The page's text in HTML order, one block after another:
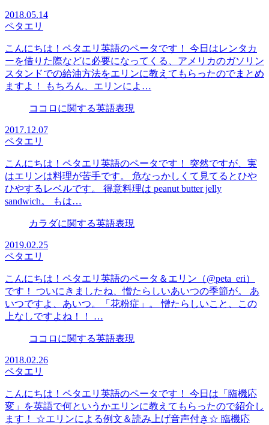
2018.05.14
ペタエリ
こんにちは！ペタエリ英語のペータです！ 今日はレンタカ
ーを借りた際などに必要になってくる、アメリカのガソリン
スタンドでの給油方法をエリンに教えてもらったのでまとめ
ますよ！ もちろん、エリンによ…
ココロに関する英語表現
2017.12.07
ペタエリ
こんにちは！ペタエリ英語のペータです！ 突然ですが、実
はエリンは料理が苦手です。 危なっかしくて見てるとひや
ひやするレベルです。 得意料理は peanut butter jelly
sandwich。 もは…
カラダに関する英語表現
2019.02.25
ペタエリ
こんにちは！ペタエリ英語のペータ＆エリン（@peta_eri）
です！ ついにきましたね、憎たらしいあいつの季節が。 あ
いつですよ、あいつ。「花粉症」。 憎たらしいこと、この
上なしですよね！！ …
ココロに関する英語表現
2018.02.26
ペタエリ
こんにちは！ペタエリ英語のペータです！ 今日は「臨機応
変」を英語で何というかエリンに教えてもらったので紹介し
ます！ ☆エリンによる例文＆読み上げ音声付き☆ 臨機応